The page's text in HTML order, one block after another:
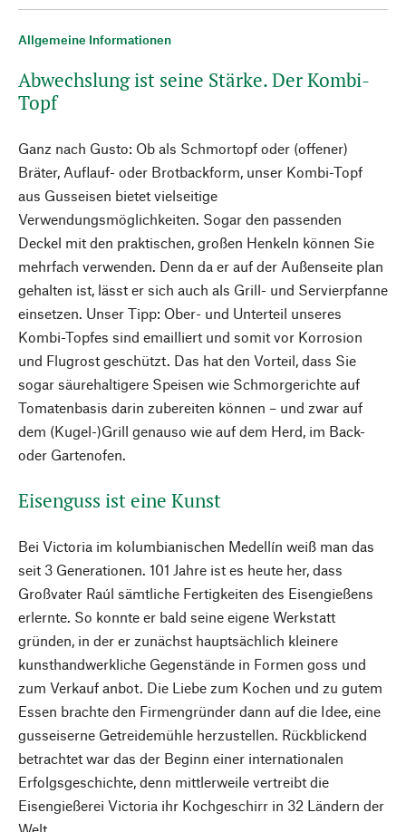
Allgemeine Informationen
Abwechslung ist seine Stärke. Der Kombi-
Topf
Ganz nach Gusto: Ob als Schmortopf oder (offener)
Bräter, Auflauf- oder Brotbackform, unser Kombi-Topf
aus Gusseisen bietet vielseitige
Verwendungsmöglichkeiten. Sogar den passenden
Deckel mit den praktischen, großen Henkeln können Sie
mehrfach verwenden. Denn da er auf der Außenseite plan
gehalten ist, lässt er sich auch als Grill- und Servierpfanne
einsetzen. Unser Tipp: Ober- und Unterteil unseres
Kombi-Topfes sind emailliert und somit vor Korrosion
und Flugrost geschützt. Das hat den Vorteil, dass Sie
sogar säurehaltigere Speisen wie Schmorgerichte auf
Tomatenbasis darin zubereiten können – und zwar auf
dem (Kugel-)Grill genauso wie auf dem Herd, im Back-
oder Gartenofen.
Eisenguss ist eine Kunst
Bei Victoria im kolumbianischen Medellín weiß man das
seit 3 Generationen. 101 Jahre ist es heute her, dass
Großvater Raúl sämtliche Fertigkeiten des Eisengießens
erlernte. So konnte er bald seine eigene Werkstatt
gründen, in der er zunächst hauptsächlich kleinere
kunsthandwerkliche Gegenstände in Formen goss und
zum Verkauf anbot. Die Liebe zum Kochen und zu gutem
Essen brachte den Firmengründer dann auf die Idee, eine
gusseiserne Getreidemühle herzustellen. Rückblickend
betrachtet war das der Beginn einer internationalen
Erfolgsgeschichte, denn mittlerweile vertreibt die
Eisengießerei Victoria ihr Kochgeschirr in 32 Ländern der